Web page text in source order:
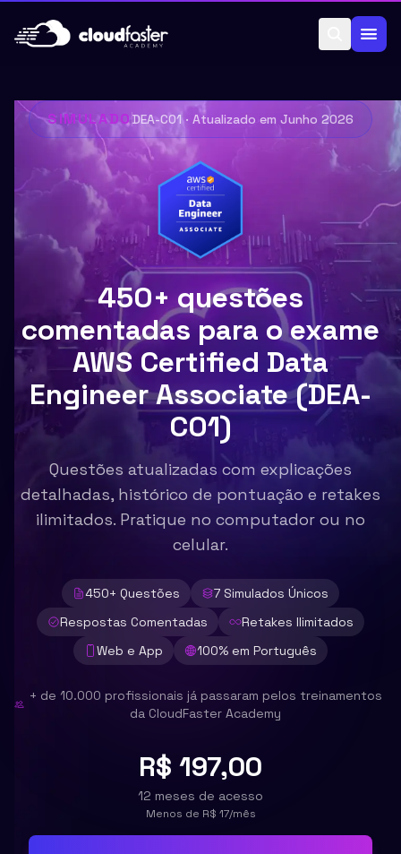
SIMULADODEA-C01· Atualizado em Junho 2026
450+ questões
comentadas para o exame
AWS Certified Data
Engineer Associate (DEA-
C01)
Questões atualizadas com explicações
detalhadas, histórico de pontuação e retakes
ilimitados. Pratique no computador ou no
celular.
450+ Questões 7 Simulados Únicos
Respostas Comentadas
Retakes Ilimitados
Web e App
100% em Português
+ de 10.000 profissionais já passaram pelos treinamentos
da CloudFaster Academy
R$ 197,00
12 meses de acesso
Menos de R$ 17/mês